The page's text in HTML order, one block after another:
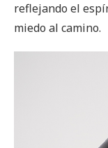
reflejando el
miedo al camino.